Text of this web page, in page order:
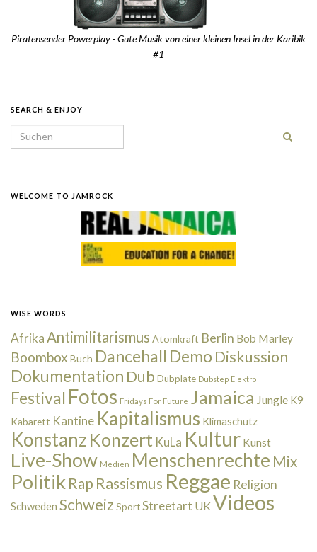
Piratensender Powerplay - Gute Musik von einer kleinen Insel in der Karibik
#1
SEARCH & ENJOY
Search for:
WELCOME TO JAMROCK
WISE WORDS
Afrika Antimilitarismus Atomkraft Berlin Bob Marley
Boombox Buch Dancehall Demo Diskussion
Dokumentation Dub Dubplate Dubstep Elektro
Festival Fotos Fridays For Future Jamaica Jungle K9
Kabarett Kantine Kapitalismus Klimaschutz
Konstanz Konzert KuLa Kultur Kunst
Live-Show Medien Menschenrechte Mix
Politik Rap Rassismus Reggae Religion
Schweden Schweiz SportStreetart UKVideos